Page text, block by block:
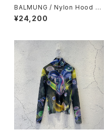
BALMUNG / Nylon Hood Sn
ood / Black
¥24,200